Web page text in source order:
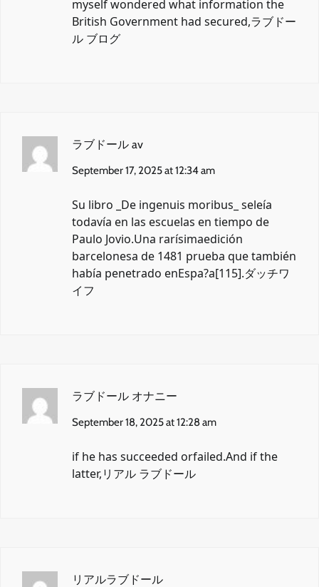
myself wondered what information the
British Government had secured,ラブドー
ル ブログ
ラブドール av
September 17, 2025 at 12:34 am
Su libro _De ingenuis moribus_ seleía
todavía en las escuelas en tiempo de
Paulo Jovio.Una rarísimaedición
barcelonesa de 1481 prueba que también
había penetrado enEspa?a[115].ダッチワ
イフ
ラブドール オナニー
September 18, 2025 at 12:28 am
if he has succeeded orfailed.And if the
latter,リアル ラブドール
リアルラブドール